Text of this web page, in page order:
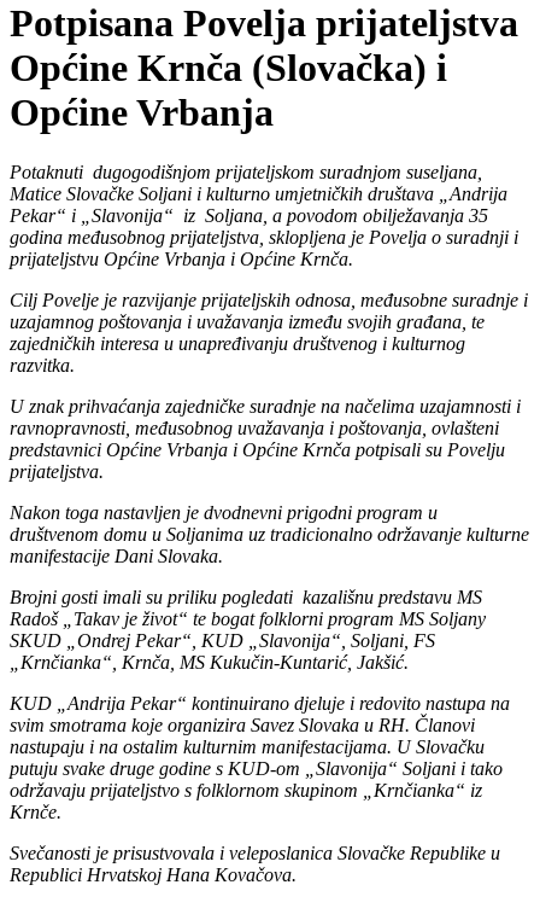
Potpisana Povelja prijateljstva
Općine Krnča (Slovačka) i
Općine Vrbanja
Potaknuti dugogodišnjom prijateljskom suradnjom suseljana,
Matice Slovačke Soljani i kulturno umjetničkih društava „Andrija
Pekar“ i „Slavonija“ iz Soljana, a povodom obilježavanja 35
godina međusobnog prijateljstva, sklopljena je Povelja o suradnji i
prijateljstvu Općine Vrbanja i Općine Krnča.
Cilj Povelje je razvijanje prijateljskih odnosa, međusobne suradnje i
uzajamnog poštovanja i uvažavanja između svojih građana, te
zajedničkih interesa u unapređivanju društvenog i kulturnog
razvitka.
U znak prihvaćanja zajedničke suradnje na načelima uzajamnosti i
ravnopravnosti, međusobnog uvažavanja i poštovanja, ovlašteni
predstavnici Općine Vrbanja i Općine Krnča potpisali su Povelju
prijateljstva.
Nakon toga nastavljen je dvodnevni prigodni program u
društvenom domu u Soljanima uz tradicionalno održavanje kulturne
manifestacije Dani Slovaka.
Brojni gosti imali su priliku pogledati kazališnu predstavu MS
Radoš „Takav je život“ te bogat folklorni program MS Soljany
SKUD „Ondrej Pekar“, KUD „Slavonija“, Soljani, FS
„Krnčianka“, Krnča, MS Kukučin-Kuntarić, Jakšić.
KUD „Andrija Pekar“ kontinuirano djeluje i redovito nastupa na
svim smotrama koje organizira Savez Slovaka u RH. Članovi
nastupaju i na ostalim kulturnim manifestacijama. U Slovačku
putuju svake druge godine s KUD-om „Slavonija“ Soljani i tako
održavaju prijateljstvo s folklornom skupinom „Krnčianka“ iz
Krnče.
Svečanosti je prisustvovala i veleposlanica Slovačke Republike u
Republici Hrvatskoj Hana Kovačova.